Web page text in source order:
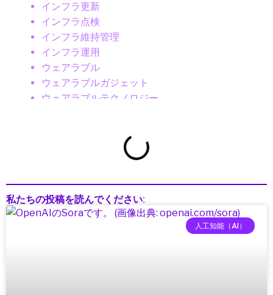
インフラ更新
インフラ点検
インフラ維持管理
インフラ運用
ウェアラブル
ウェアラブルガジェット
ウェアラブルテクノロジー
エネルギー/インフラ
エネルギー技術
エレクトロニクス
私たちの投稿を読んでください:
人工知能（AI）